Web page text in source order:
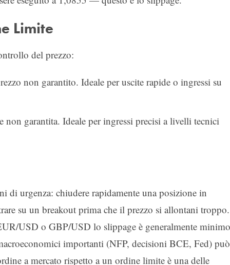
Limite
del prezzo:
non garantito. Ideale per uscite rapide o ingressi su
non garantita. Ideale per ingressi precisi a livelli tecnici
di urgenza: chiudere rapidamente una posizione in
su un breakout prima che il prezzo si allontani troppo.
USD o GBP/USD lo slippage è generalmente
importanti (NFP, decisioni BCE, Fed) può
a mercato rispetto a un ordine limite è una delle